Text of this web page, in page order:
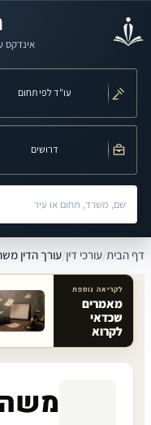
אינדקס
עו"ד לפי תחום
דרושים
חיפוש לפי שם, משרד, תחום
דף הבית/עורכי דין/עורך הדין
מאמרים קשורים באתר
לקריאה נוספת
מאמרים
שכדאי
לקרוא
משה